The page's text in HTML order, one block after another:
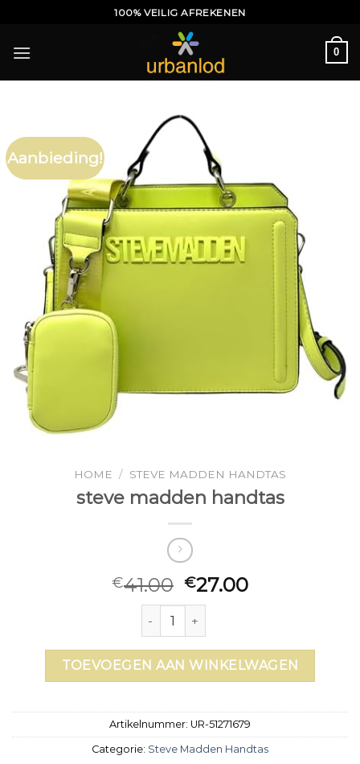
inhoud
100% VEILIG AFREKENEN
0
Aanbieding!
HOME / STEVE MADDEN HANDTAS
steve madden handtas
€41.00 €27.00
steve madden handtas aantal
TOEVOEGEN AAN WINKELWAGEN
Artikelnummer: UR-51271679
Categorie: Steve Madden Handtas